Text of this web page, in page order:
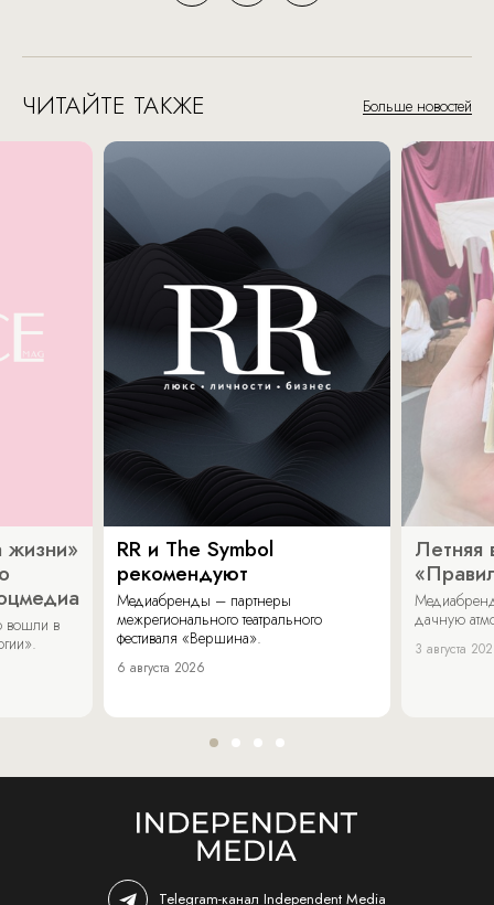
ЧИТАЙТЕ ТАКЖЕ Больше новостей
жизни»
вошли в
RR и The Symbol
рекомендуют
Медиабренды – партнеры
межрегионального театрального
фестиваля «Вершина».
6 августа 2026
Летняя
дачную
3 августа
Telegram-канал Independent Media